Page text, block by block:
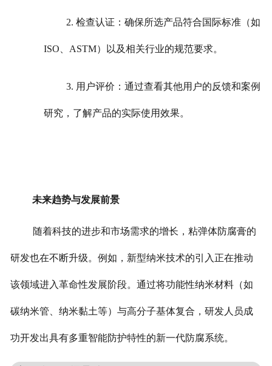
2. 检查认证：确保所选产品符合国际标准（如
ISO、ASTM）以及相关行业的规范要求。
3. 用户评价：通过查看其他用户的反馈和案例
研究，了解产品的实际使用效果。
未来趋势与发展前景
随着科技的进步和市场需求的增长，粘弹体防腐膏的
研发也在不断升级。例如，新型纳米技术的引入正在推动
该领域进入革命性发展阶段。通过将功能性纳米材料（如
碳纳米管、纳米黏土等）与高分子基体复合，研发人员成
功开发出具有多重智能防护特性的新一代防腐系统。